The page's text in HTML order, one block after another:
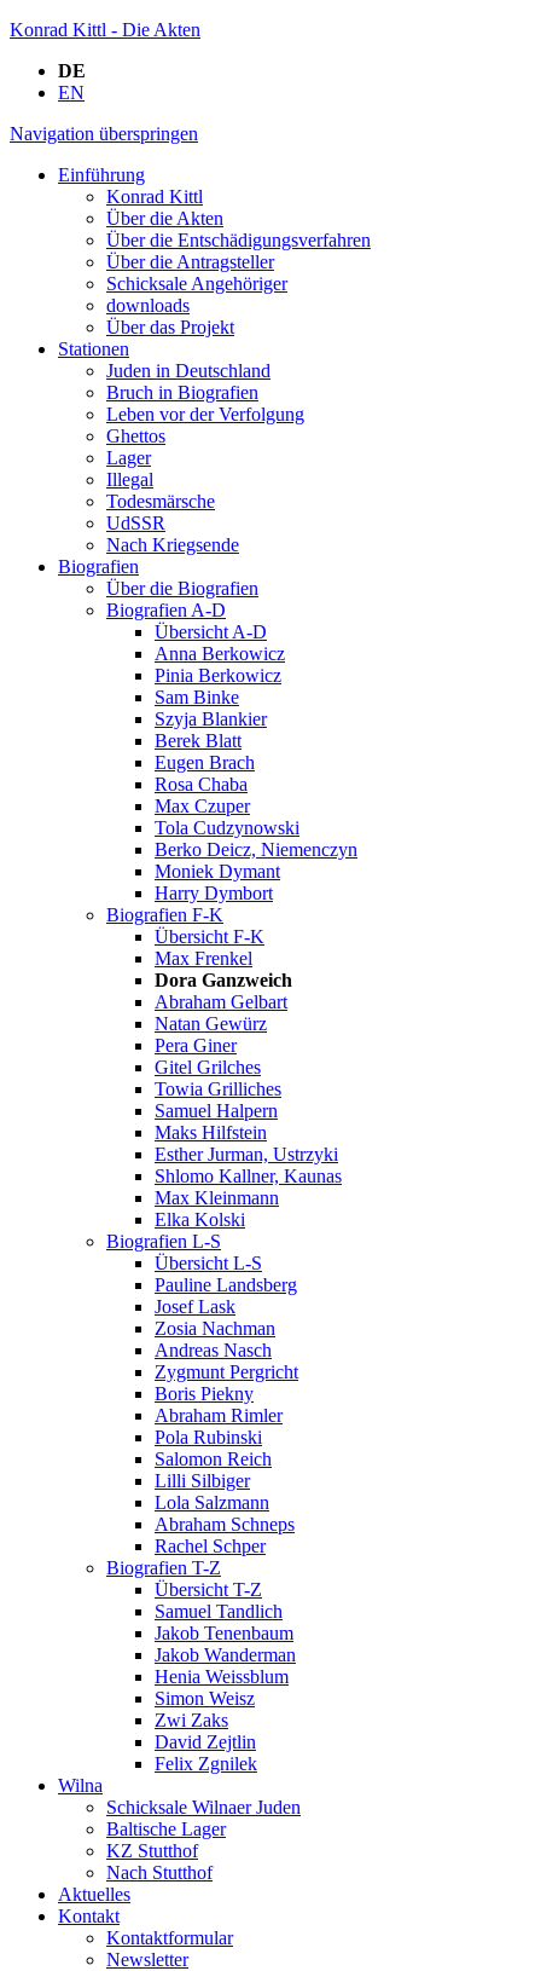
Konrad Kittl - Die Akten
DE
EN
Navigation überspringen
Einführung
Konrad Kittl
Über die Akten
Über die Entschädigungsverfahren
Über die Antragsteller
Schicksale Angehöriger
downloads
Über das Projekt
Stationen
Juden in Deutschland
Bruch in Biografien
Leben vor der Verfolgung
Ghettos
Lager
Illegal
Todesmärsche
UdSSR
Nach Kriegsende
Biografien
Über die Biografien
Biografien A-D
Übersicht A-D
Anna Berkowicz
Pinia Berkowicz
Sam Binke
Szyja Blankier
Berek Blatt
Eugen Brach
Rosa Chaba
Max Czuper
Tola Cudzynowski
Berko Deicz, Niemenczyn
Moniek Dymant
Harry Dymbort
Biografien F-K
Übersicht F-K
Max Frenkel
Dora Ganzweich
Abraham Gelbart
Natan Gewürz
Pera Giner
Gitel Grilches
Towia Grilliches
Samuel Halpern
Maks Hilfstein
Esther Jurman, Ustrzyki
Shlomo Kallner, Kaunas
Max Kleinmann
Elka Kolski
Biografien L-S
Übersicht L-S
Pauline Landsberg
Josef Lask
Zosia Nachman
Andreas Nasch
Zygmunt Pergricht
Boris Piekny
Abraham Rimler
Pola Rubinski
Salomon Reich
Lilli Silbiger
Lola Salzmann
Abraham Schneps
Rachel Schper
Biografien T-Z
Übersicht T-Z
Samuel Tandlich
Jakob Tenenbaum
Jakob Wanderman
Henia Weissblum
Simon Weisz
Zwi Zaks
David Zejtlin
Felix Zgnilek
Wilna
Schicksale Wilnaer Juden
Baltische Lager
KZ Stutthof
Nach Stutthof
Aktuelles
Kontakt
Kontaktformular
Newsletter